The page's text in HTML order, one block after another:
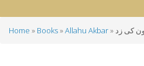
Home Books Allahu Akbar کی زد